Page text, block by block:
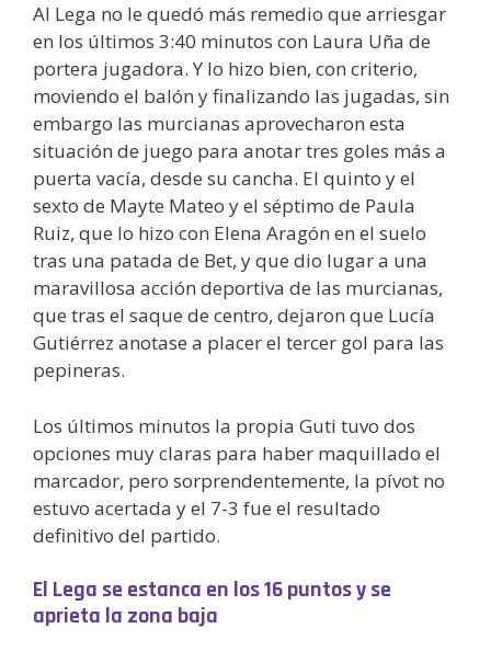
Al Lega no le quedó más remedio que arriesgar
en los últimos 3:40 minutos con Laura Uña de
portera jugadora. Y lo hizo bien, con criterio,
moviendo el balón y finalizando las jugadas, sin
embargo las murcianas aprovecharon esta
situación de juego para anotar tres goles más a
puerta vacía, desde su cancha. El quinto y el
sexto de Mayte Mateo y el séptimo de Paula
Ruiz, que lo hizo con Elena Aragón en el suelo
tras una patada de Bet, y que dio lugar a una
maravillosa acción deportiva de las murcianas,
que tras el saque de centro, dejaron que Lucía
Gutiérrez anotase a placer el tercer gol para las
pepineras.
Los últimos minutos la propia Guti tuvo dos
opciones muy claras para haber maquillado el
marcador, pero sorprendentemente, la pívot no
estuvo acertada y el 7-3 fue el resultado
definitivo del partido.
El Lega se estanca en los 16 puntos y se
aprieta la zona baja